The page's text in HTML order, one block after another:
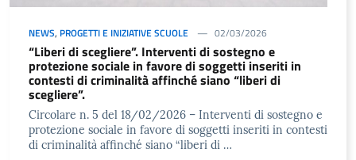
NEWS, PROGETTI E INIZIATIVE SCUOLE 02/03/2026
“Liberi di scegliere”. Interventi di sostegno e
protezione sociale in favore di soggetti inseriti in
contesti di criminalità affinché siano “liberi di
scegliere”.
Circolare n. 5 del 18/02/2026 – Interventi di sostegno e
protezione sociale in favore di soggetti inseriti in contesti
di criminalità affinché siano “liberi di …